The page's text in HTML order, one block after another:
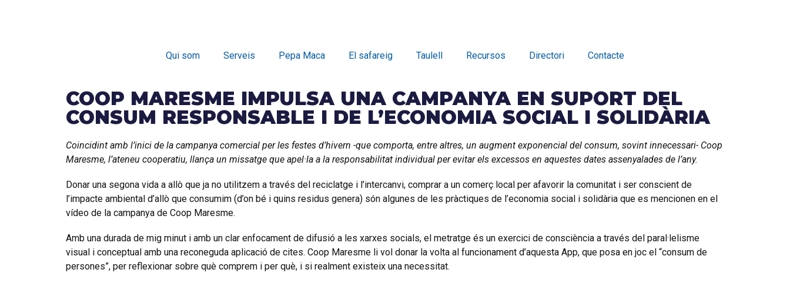
Qui som Serveis Pepa Maca El safareig Taulell Recursos Directori Contacte
COOP MARESME IMPULSA UNA CAMPANYA EN SUPORT DEL
CONSUM RESPONSABLE I DE L’ECONOMIA SOCIAL I SOLIDÀRIA
Coincidint amb l’inici de la campanya comercial per les festes d’hivern -que comporta, entre altres, un augment exponencial del consum, sovint innecessari- Coop
Maresme, l’ateneu cooperatiu, llança un missatge que apel·la a la responsabilitat individual per evitar els excessos en aquestes dates assenyalades de l’any.
Donar una segona vida a allò que ja no utilitzem a través del reciclatge i l’intercanvi, comprar a un comerç local per afavorir la comunitat i ser conscient de
l’impacte ambiental d’allò que consumim (d’on bé i quins residus genera) són algunes de les pràctiques de l’economia social i solidària que es mencionen en el
vídeo de la campanya de Coop Maresme.
Amb una durada de mig minut i amb un clar enfocament de difusió a les xarxes socials, el metratge és un exercici de consciència a través del paral·lelisme
visual i conceptual amb una reconeguda aplicació de cites. Coop Maresme li vol donar la volta al funcionament d’aquesta App, que posa en joc el “consum de
persones”, per reflexionar sobre què comprem i per què, i si realment existeix una necessitat.